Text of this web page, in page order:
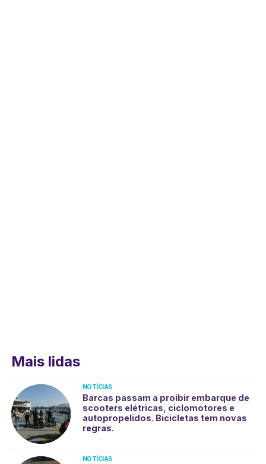
Mais lidas
NOTÍCIAS
Barcas passam a proibir embarque de
scooters elétricas, ciclomotores e
autopropelidos. Bicicletas tem novas
regras.
NOTÍCIAS